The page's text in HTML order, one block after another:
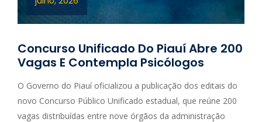
Concurso Unificado Do Piauí Abre 200
Vagas E Contempla Psicólogos
O Governo do Piauí oficializou a publicação dos editais do
novo Concurso Público Unificado estadual, que reúne 200
vagas distribuídas entre nove órgãos da administração